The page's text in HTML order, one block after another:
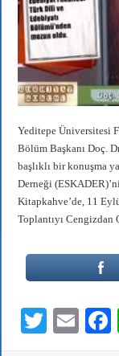
Yeditepe Üniversitesi
Bölüm Başkanı Doç.
başlıklı bir konuşma
Derneği
Kitapkahve’de, 11
Toplantıyı Cengizdan
T
E